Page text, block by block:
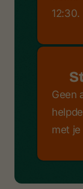
12:30.
Geen
met